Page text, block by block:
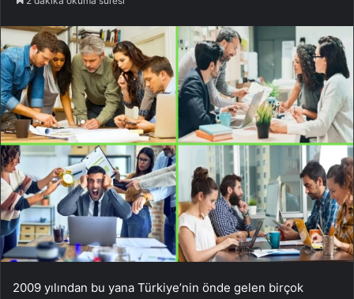
2009 yılından bu yana Türkiye’nin önde gelen birçok